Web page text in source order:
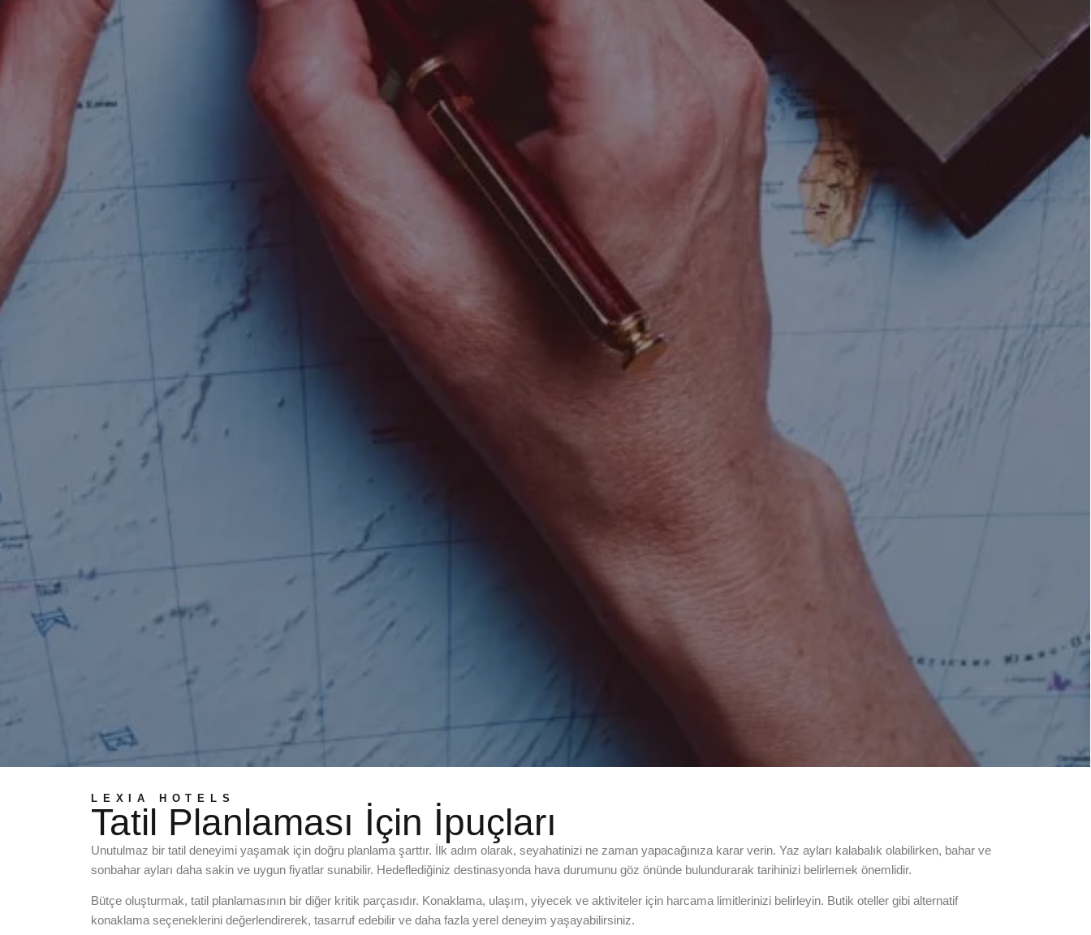
LEXIA HOTELS
Tatil Planlaması İçin İpuçları
Unutulmaz bir tatil deneyimi yaşamak için doğru planlama şarttır. İlk adım olarak, seyahatinizi ne zaman yapacağınıza karar verin. Yaz ayları kalabalık olabilirken, bahar ve
sonbahar ayları daha sakin ve uygun fiyatlar sunabilir. Hedeflediğiniz destinasyonda hava durumunu göz önünde bulundurarak tarihinizi belirlemek önemlidir.
Bütçe oluşturmak, tatil planlamasının bir diğer kritik parçasıdır. Konaklama, ulaşım, yiyecek ve aktiviteler için harcama limitlerinizi belirleyin. Butik oteller gibi alternatif
konaklama seçeneklerini değerlendirerek, tasarruf edebilir ve daha fazla yerel deneyim yaşayabilirsiniz.